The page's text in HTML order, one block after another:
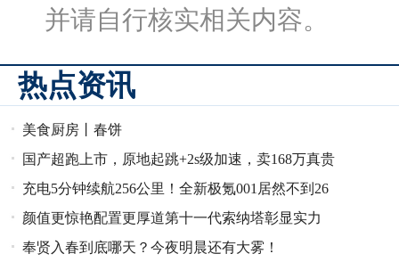
并请自行核实相关内容。
热点资讯
美食厨房丨春饼
国产超跑上市，原地起跳+2s级加速，卖168万真贵
了？
充电5分钟续航256公里！全新极氪001居然不到26
万？
颜值更惊艳配置更厚道第十一代索纳塔彰显实力
奉贤入春到底哪天？今夜明晨还有大雾！